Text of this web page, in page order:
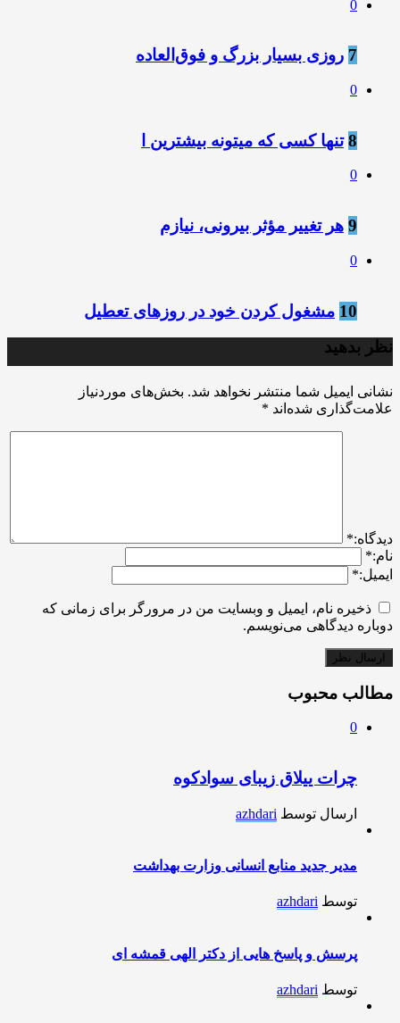
0
7 روزی بسیار بزرگ و فوق‌العاده
0
8 تنها کسی که میتونه بیشترین ا
0
9 هر تغییر مؤثر بیرونی، نیازم
0
10 مشغول کردن خود در روزهای تعطیل
نظر بدهید
نشانی ایمیل شما منتشر نخواهد شد. بخش‌های موردنیاز
علامت‌گذاری شده‌اند *
ديدگاه:*
نام:*
ایمیل:*
ذخیره نام، ایمیل و وبسایت من در مرورگر برای زمانی که
دوباره دیدگاهی می‌نویسم.
مطالب محبوب
0
چرات ییلاق زیبای سوادکوه
ارسال توسط azhdari
مدیر جدید منابع انسانی وزارت بهداشت
توسط azhdari
پرسش و پاسخ هایی از دکتر الهی قمشه ای
توسط azhdari